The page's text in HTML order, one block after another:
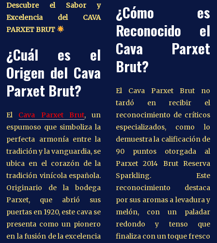
Descubre el Sabor y
Excelencia del CAVA
PARXET BRUT
¿Cuál es el
Origen del Cava
Parxet Brut?
El Cava Parxet Brut, un
espumoso que simboliza la
perfecta armonía entre la
tradición y la vanguardia, se
ubica en el corazón de la
tradición vinícola española.
Originario de la bodega
Parxet, que abrió sus
puertas en 1920, este cava se
presenta como un pionero
en la fusión de la excelencia
¿Cómo es
Reconocido el
Cava Parxet
Brut?
El Cava Parxet Brut no
tardó en recibir el
reconocimiento de críticos
especializados, como lo
demuestra la calificación de
90 puntos otorgada al
Parxet 2014 Brut Reserva
Sparkling. Este
reconocimiento destaca
por sus aromas a levadura y
melón, con un paladar
redondo y tenso que
finaliza con un toque fresco